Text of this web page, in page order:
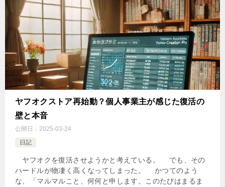
ヤフオクストア再始動？個人事業主が感じた復活の
壁と本音
公開日： 2025-03-24
日記
ヤフオクを復活させようかと考えている。 でも、その
ハードルが物凄く高くなってしまった。 かつてのよう
な、「マルマルこと、何何と申します。このたびはまるま